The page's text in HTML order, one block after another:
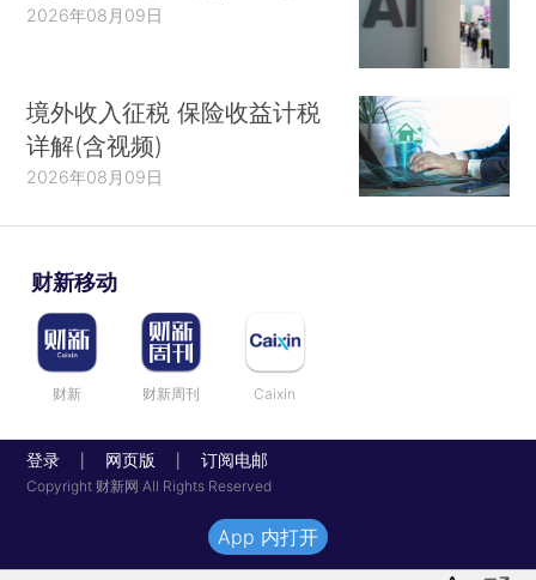
2026年08月09日
境外收入征税 保险收益计税
详解(含视频)
2026年08月09日
财新移动
财新 财新周刊 Caixin
登录 网页版 订阅电邮
Copyright 财新网 All Rights Reserved
App 内打开